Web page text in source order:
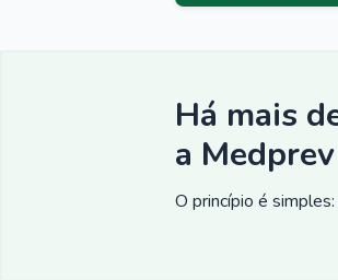
Há mais
a
O princípio é